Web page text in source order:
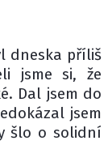
dneska příliš
jsme si, že
Dal jsem do
jsem
šlo o solidní